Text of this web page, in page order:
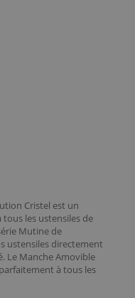
Cristel est un
les ustensiles de
Mutine de
ustensiles directement
Le Manche Amovible
à tous les